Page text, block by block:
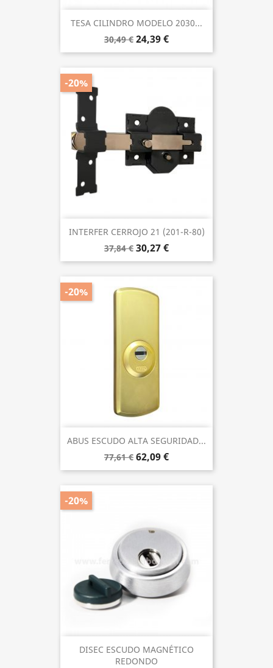
TESA CILINDRO MODELO 2030...
30,49 € 24,39 €
INTERFER CERROJO 21 (201-R-80)
37,84 € 30,27 €
-20%
ABUS ESCUDO ALTA SEGURIDAD...
77,61 € 62,09 €
-20%
DISEC ESCUDO MAGNÉTICO
REDONDO
-20%